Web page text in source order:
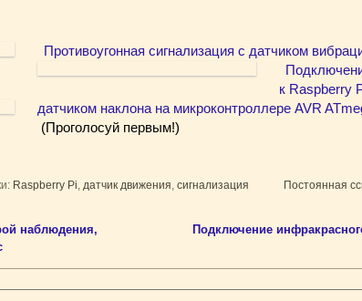
Противоугонная сигнализация с датчиком
к Raspberry
датчиком наклона на микроконтроллере AVR
(Проголосуй первым!)
Raspberry Pi датчик движения сигнализация Постоянная
наблюдения,
Подключение